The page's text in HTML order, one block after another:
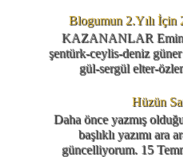
Blogumun 2.Yılı İçin
KAZANANLAR
şentürk-ceylis-deniz
gül-sergül elter-
Hüzün
Daha önce yazmış
başlıklı yazımı ara
güncelliyorum. 15